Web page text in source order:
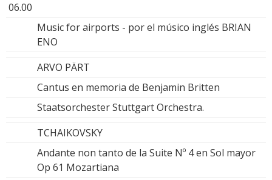
06.00
Music for airports - por el músico inglés BRIAN
ENO
ARVO PÄRT
Cantus en memoria de Benjamin Britten
Staatsorchester Stuttgart Orchestra.
TCHAIKOVSKY
Andante non tanto de la Suite Nº 4 en Sol mayor
Op 61 Mozartiana